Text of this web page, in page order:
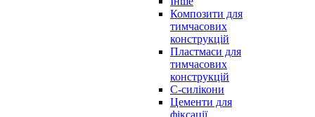
Композити для
тимчасових
конструкцій
Пластмаси для
тимчасових
конструкцій
С-силікони
Цементи для
фіксації